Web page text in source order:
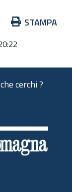
STAMPA
cerchi ?